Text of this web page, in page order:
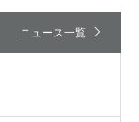
ニュース一覧